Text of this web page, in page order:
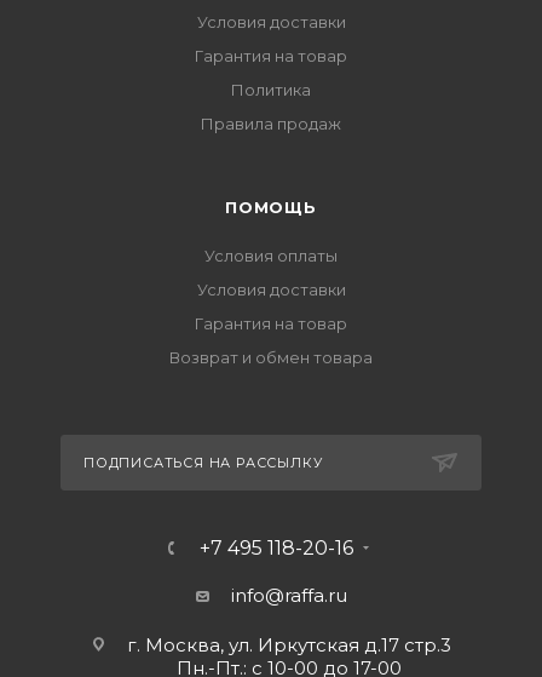
Условия доставки
Гарантия на товар
Политика
Правила продаж
ПОМОЩЬ
Условия оплаты
Условия доставки
Гарантия на товар
Возврат и обмен товара
ПОДПИСАТЬСЯ НА РАССЫЛКУ
+7 495 118-20-16
info@raffa.ru
г. Москва, ул. Иркутская д.17 стр.3
Пн.-Пт.: с 10-00 до 17-00